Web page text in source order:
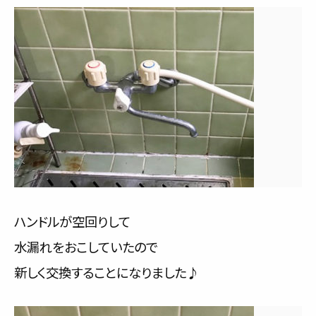
ご利用の流れ
対応エリア
会社紹介
ハンドルが空回りして
水漏れをおこしていたので
新しく交換することになりました♪